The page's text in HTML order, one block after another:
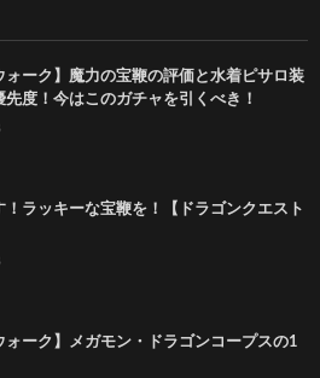
ォーク】魔力の宝鞭の評価と水着ピサロ装
先度！今はこのガチャを引くべき！
！ラッキーな宝鞭を！【ドラゴンクエスト
ォーク】メガモン・ドラゴンコープスの1